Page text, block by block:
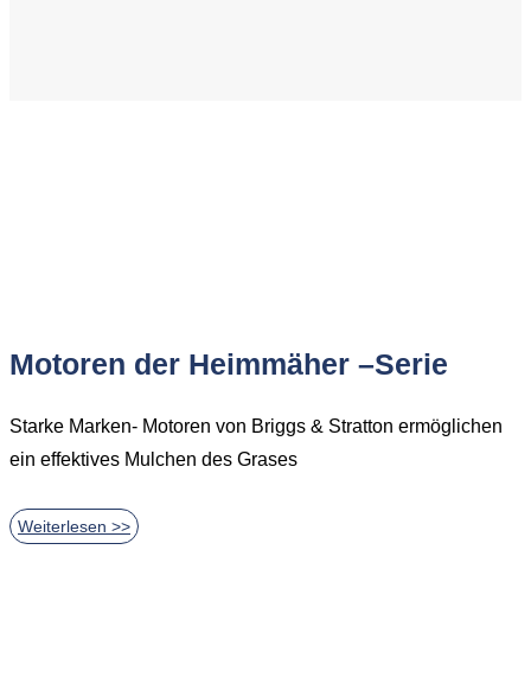
Motoren der Heimmäher –Serie
Starke Marken- Motoren von Briggs & Stratton ermöglichen
ein effektives Mulchen des Grases
Weiterlesen >>